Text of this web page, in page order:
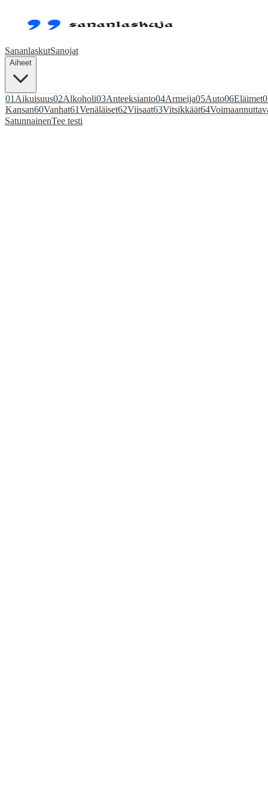
SananlaskutSanojat
Aiheet
01 Aikuisuus02Alkoholi03Anteeksianto04Armeija05Auto06Eläimet
Kansan60Vanhat61Venäläiset62Viisaat63Vitsikkäät64
SatunnainenTee testi